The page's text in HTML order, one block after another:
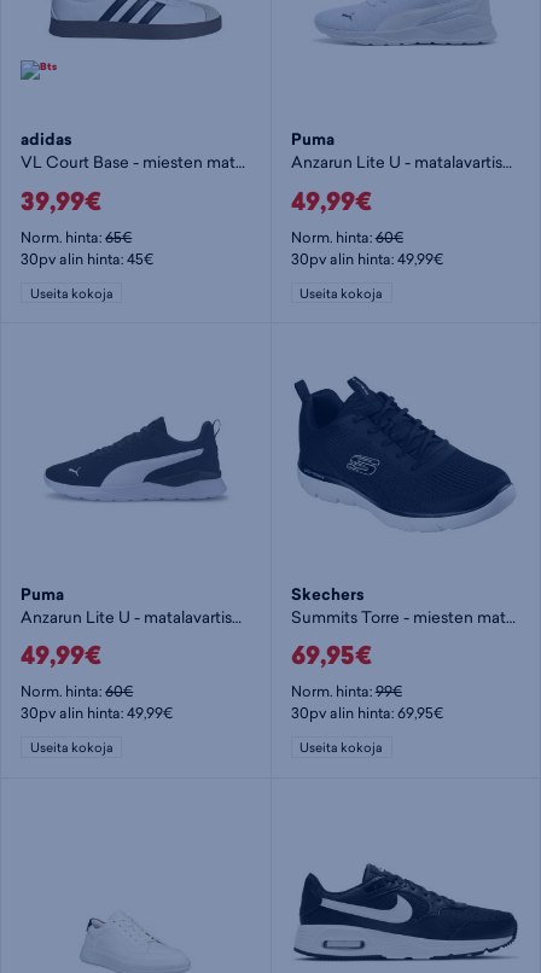
adidas
VL Court Base - miesten matalavartiset tennarit
39,99€
Norm. hinta:65€
30pv alin hinta: 45€
Useita kokoja
Puma
Anzarun Lite U - matalavartiset tennarit
49,99€
Norm. hinta:60€
30pv alin hinta: 49,99€
Useita kokoja
Puma
Anzarun Lite U - matalavartiset tennarit
49,99€
Norm. hinta:60€
30pv alin hinta: 49,99€
Useita kokoja
Skechers
Summits Torre - miesten matalavartiset tennarit
69,95€
Norm. hinta:99€
30pv alin hinta: 69,95€
Useita kokoja